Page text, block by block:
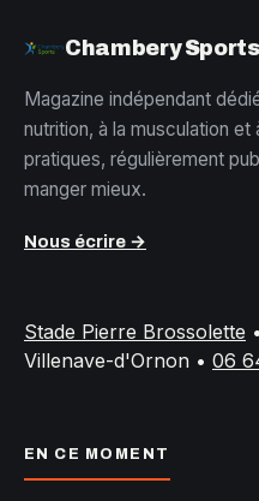
Chambery Sports
Magazine indépendant
nutrition, à la musculation et
pratiques, régulièrement
manger mieux.
Nous écrire →
Stade Pierre Brossolette •
Villenave-d'Ornon • 06
EN CE MOMENT